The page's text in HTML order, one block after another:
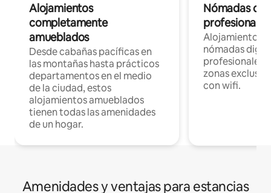
Alojamientos
completamente
amueblados
Desde cabañas pacíficas en
las montañas hasta prácticos
departamentos en el medio
de la ciudad, estos
alojamientos amueblados
tienen todas las amenidades
de un hogar.
Nómadas
Alojamientos
nómadas
profesionales
zonas
con wifi.
Amenidades y ventajas para estancias